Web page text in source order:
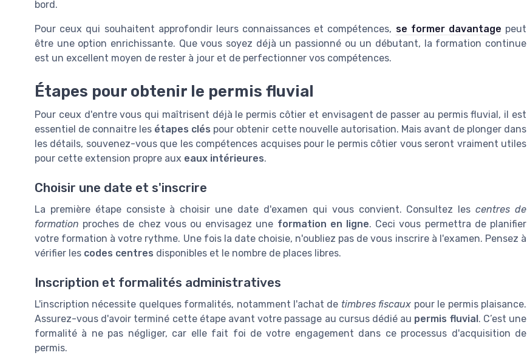
bord.
Pour ceux qui souhaitent approfondir leurs connaissances et compétences, se former davantage peut
être une option enrichissante. Que vous soyez déjà un passionné ou un débutant, la formation continue
est un excellent moyen de rester à jour et de perfectionner vos compétences.
Étapes pour obtenir le permis fluvial
Pour ceux d'entre vous qui maîtrisent déjà le permis côtier et envisagent de passer au permis fluvial, il est
essentiel de connaitre les étapes clés pour obtenir cette nouvelle autorisation. Mais avant de plonger dans
les détails, souvenez-vous que les compétences acquises pour le permis côtier vous seront vraiment utiles
pour cette extension propre aux eaux intérieures.
Choisir une date et s'inscrire
La première étape consiste à choisir une date d'examen qui vous convient. Consultez lescentres de
formation proches de chez vous ou envisagez une formation en ligne. Ceci vous permettra de planifier
votre formation à votre rythme. Une fois la date choisie, n'oubliez pas de vous inscrire à l'examen. Pensez à
vérifier les codes centres disponibles et le nombre de places libres.
Inscription et formalités administratives
L'inscription nécessite quelques formalités, notamment l'achat de timbres fiscaux pour le permis plaisance.
Assurez-vous d'avoir terminé cette étape avant votre passage au cursus dédié au permis fluvial . C’est une
formalité à ne pas négliger, car elle fait foi de votre engagement dans ce processus d'acquisition de
permis.